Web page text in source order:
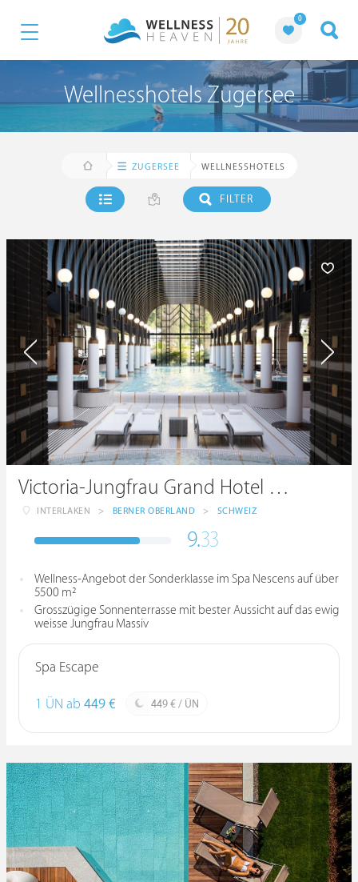
0
Wellnesshotels Zugersee
ZUGERSEE WELLNESSHOTELS
FILTER
Victoria-Jungfrau Grand Hotel & Spa
INTERLAKEN > BERNER OBERLAND > SCHWEIZ
9.33
Wellness-Angebot der Sonderklasse im Spa Nescens auf über
5500 m²
Grosszügige Sonnenterrasse mit bester Aussicht auf das ewig
weisse Jungfrau Massiv
Spa Escape
1 ÜN ab 449 € 449 € / ÜN